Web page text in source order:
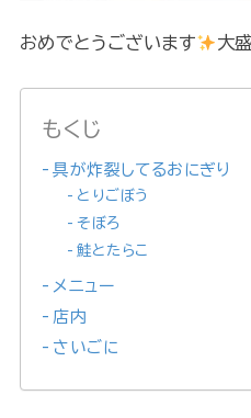
おめでとうございます 大
もくじ
具が炸裂してるおにぎり
とりごぼう
そぼろ
鮭とたらこ
メニュー
店内
さいごに